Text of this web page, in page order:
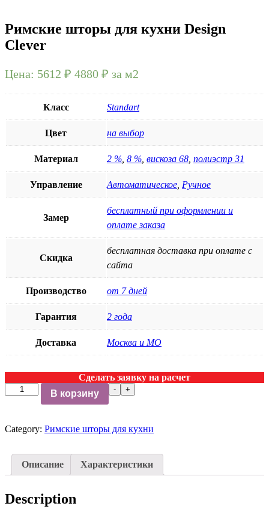
Римские шторы для кухни Design
Clever
Цена: 5612 ₽ 4880 ₽ за м2
Класс Standart
Цвет на выбор
Материал 2 % 8 % вискоза 68 полиэстр 31
Управление Автоматическое Ручное
Замер
бесплатный при оформлении и
оплате заказа
Скидка
бесплатная доставка при оплате с
сайта
Производство от 7 дней
Гарантия 2 года
Доставка Москва и МО
Сделать заявку на расчет
-
Римские
шторы
Design
quantity
+
В корзину
Category: Римские шторы для кухни
Описание Характеристики
Description